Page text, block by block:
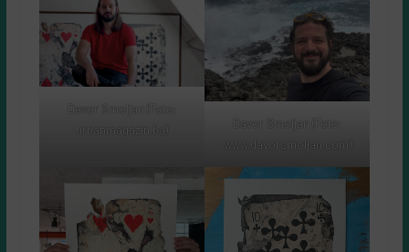
Davor Smoljan (Foto:
urbanmagazin.ba)
Davor Smoljan (Foto:
www.davorsmoljan.com)